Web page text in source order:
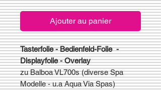
Ajouter au panier
Tasterfolie - Bedienfeld-Folie -
Displayfolie - Overlay
zu Balboa VL700s (diverse Spa
Modelle - u.a Aqua Via Spas)